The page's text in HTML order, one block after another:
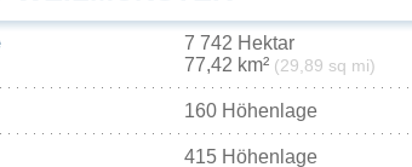
7 742 Hektar
77,42 km² (29,89 sq mi)
160 Höhenlage
415 Höhenlage